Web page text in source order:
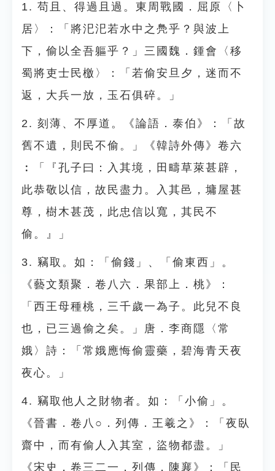
1. 苟且、得過且過。東周戰國．屈原〈卜
居〉：「將汜汜若水中之鳧乎？與波上
下，偷以全吾軀乎？」三國魏．鍾會〈移
蜀將吏士民檄〉：「若偷安旦夕，迷而不
返，大兵一放，玉石俱碎。」
2. 刻薄、不厚道。《論語．泰伯》：「故
舊不遺，則民不偷。」《韓詩外傳》卷六
︰「『孔子曰：入其境，田疇草萊甚辟，
此恭敬以信，故民盡力。入其邑，墉屋甚
尊，樹木甚茂，此忠信以寬，其民不
偷。』」
3. 竊取。如：「偷錢」、「偷東西」。
《藝文類聚．卷八六．果部上．桃》：
「西王母種桃，三千歲一為子。此兒不良
也，已三過偷之矣。」唐．李商隱〈常
娥〉詩：「常娥應悔偷靈藥，碧海青天夜
夜心。」
4. 竊取他人之財物者。如：「小偷」。
《晉書．卷八○．列傳．王羲之》：「夜臥
齋中，而有偷人入其室，盜物都盡。」
《宋史．卷三二一．列傳．陳襄》：「民